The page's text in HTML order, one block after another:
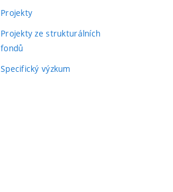
Projekty
Projekty ze strukturálních
fondů
Specifický výzkum